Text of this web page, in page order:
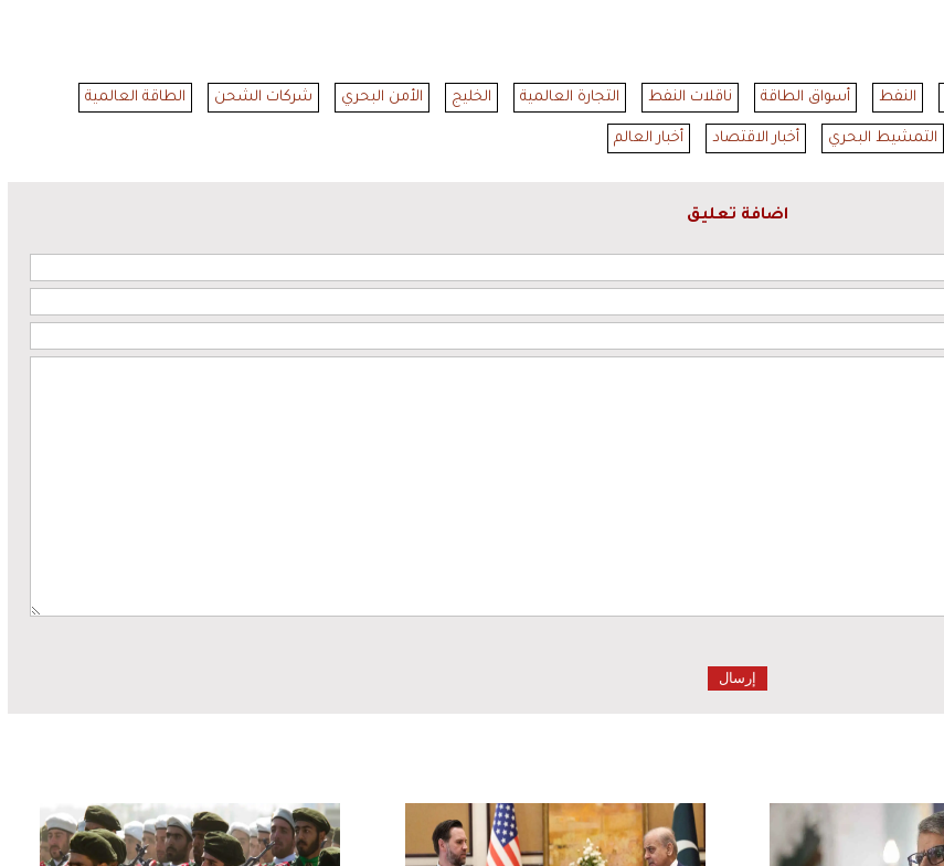
النفط أسواق الطاقة ناقلات النفط التجارة العالمية الخليج الأمن البحري شركات الشحن الطاقة العالمية
التمشيط البحري أخبار الاقتصاد أخبار العالم
اضافة تعليق